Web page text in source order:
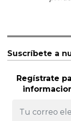
Suscríbete a
Regístrate